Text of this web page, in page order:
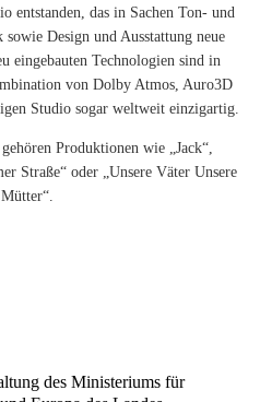
entstanden, das in Sachen Ton- und
Design und Ausstattung neue
eingebauten Technologien sind in
von Dolby Atmos, Auro3D
Studio sogar weltweit einzigartig.
Produktionen wie „Jack“,
Straße“ oder „Unsere Väter Unsere
Mütter“.
des Ministeriums für